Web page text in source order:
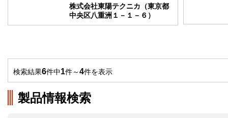
株式会社東陽テクニカ（東京都
中央区八重洲１－１－６）
検索結果6件中1件～4件を表示
製品情報検索